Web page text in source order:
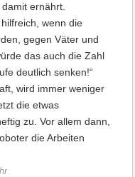
ernährt.
hilfreich, wenn die
gegen Väter und
das auch die Zahl
deutlich senken!“
wird immer weniger
die etwas
zu. Vor allem dann,
die Arbeiten